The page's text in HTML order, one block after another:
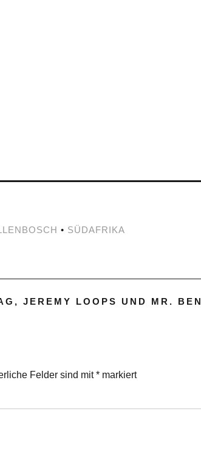
• SÜDAFRIKA
JEREMY LOOPS UND MR. BEN
Felder sind mit* markiert